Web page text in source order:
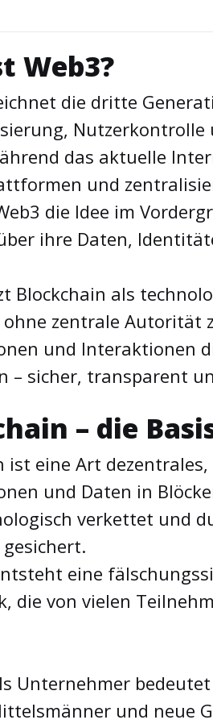
Web3?
die dritte
Nutzerkontrolle
das aktuelle
und
die Idee im
ihre Daten,
Blockchain als
zentrale Autorität
und Interaktionen
– sicher, transparent
– die
ist eine Art
und Daten in
verkettet und
eine
die von vielen
Unternehmer
und neue